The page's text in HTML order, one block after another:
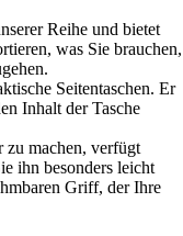
Reihe und bietet
was Sie brauchen,
Seitentaschen. Er
Inhalt der Tasche
zu machen, verfügt
ihn besonders leicht
Griff, der Ihre